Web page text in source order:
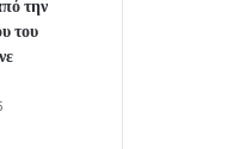
την
του